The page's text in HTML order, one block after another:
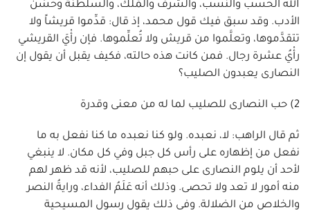
الله الحسب والنسب، والشرف والمُلْك، والسلطنة وحُسْن
الأدب. وقد سبق فيك قول محمد، إذ قال: قدِّموا قريشاً ولا
تتقدَّموها، وتعلَّموا من قريش ولا تُعلِّموها. فإن رأْيَ القريشي
رأْيُ عشرة رجال. فمن كانت هذه حالته، فكيف يقبل أن يقول إن
النصارى يعبدون الصليب؟
2) حب النصارى للصليب لما له من معنى وقدرة
ثم قال الراهب: لا، نعبده. ولو كنا نعبده ما كنا نفعل به ما
نفعل من إظهاره على رأس كل جبل وفي كل مكان. لا ينبغي
لأحد أن يلوم النصارى على حبهم للصليب، لأنه قد ظهر لهم
منه أمور لا تعد ولا تحصى. وذلك أنه عَلَمُ الفداء، ورايةُ النصر
والخلاص من الضلالة. وفي ذلك يقول رسول المسيحية